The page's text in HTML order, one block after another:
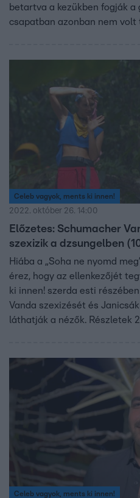
betartva a kezükben fogják a
csapatban azonban nem
Celeb vagyok, ments ki innen!
2022. október 26. 14:00
Előzetes: Schumacher
szexizik a dzsungelben
Hiába a „Soha ne nyomd
érez, hogy az ellenkezőjét
ki innen! szerda esti
Vanda szexizését és
láthatják a nézők. Részletek
Celeb vagyok, ments ki innen!